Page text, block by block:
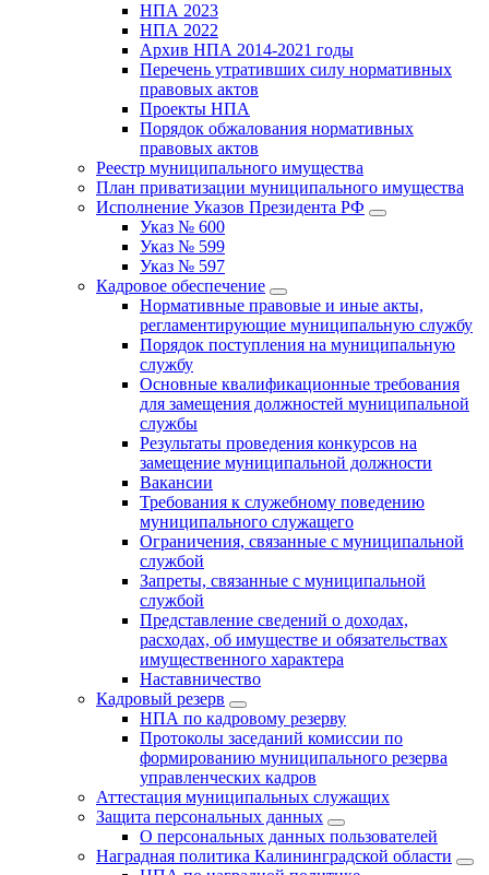
НПА 2023
НПА 2022
Архив НПА 2014-2021 годы
Перечень утративших силу нормативных
правовых актов
Проекты НПА
Порядок обжалования нормативных
правовых актов
Реестр муниципального имущества
План приватизации муниципального имущества
Исполнение Указов Президента РФ
Указ № 600
Указ № 599
Указ № 597
Кадровое обеспечение
Нормативные правовые и иные акты,
регламентирующие муниципальную службу
Порядок поступления на муниципальную
службу
Основные квалификационные требования
для замещения должностей муниципальной
службы
Результаты проведения конкурсов на
замещение муниципальной должности
Вакансии
Требования к служебному поведению
муниципального служащего
Ограничения, связанные с муниципальной
службой
Запреты, связанные с муниципальной
службой
Представление сведений о доходах,
расходах, об имуществе и обязательствах
имущественного характера
Наставничество
Кадровый резерв
НПА по кадровому резерву
Протоколы заседаний комиссии по
формированию муниципального резерва
управленческих кадров
Аттестация муниципальных служащих
Защита персональных данных
О персональных данных пользователей
Наградная политика Калининградской области